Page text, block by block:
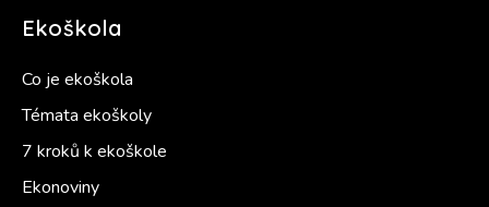
Ekoškola
Co je ekoškola
Témata ekoškoly
7 kroků k ekoškole
Ekonoviny